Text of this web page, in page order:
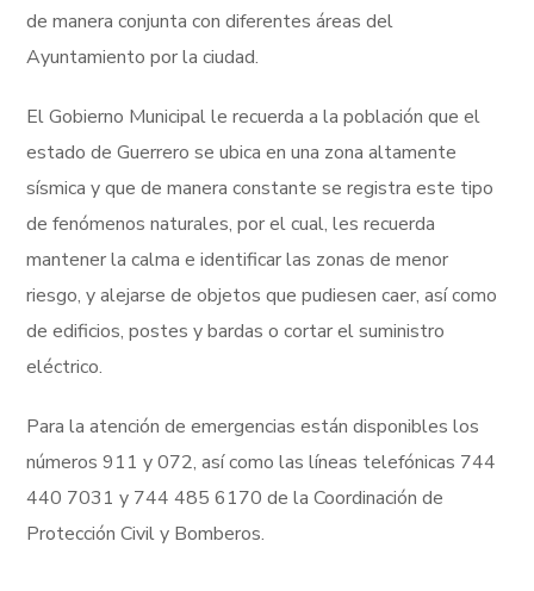
de manera conjunta con diferentes áreas del
Ayuntamiento por la ciudad.
El Gobierno Municipal le recuerda a la población que el
estado de Guerrero se ubica en una zona altamente
sísmica y que de manera constante se registra este tipo
de fenómenos naturales, por el cual, les recuerda
mantener la calma e identificar las zonas de menor
riesgo, y alejarse de objetos que pudiesen caer, así como
de edificios, postes y bardas o cortar el suministro
eléctrico.
Para la atención de emergencias están disponibles los
números 911 y 072, así como las líneas telefónicas 744
440 7031 y 744 485 6170 de la Coordinación de
Protección Civil y Bomberos.